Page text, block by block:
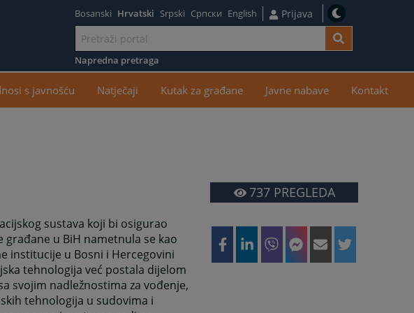
na
sadržaj
Bosanski Hrvatski Srpski Српски English Prijava
Napredna pretraga
s javnošću Natječaji Kutak za građane Javne nabave Kontakt
sustava koji bi osigurao
u BiH nametnula se kao
institucije u Bosni i Hercegovini
tehnologija već postala dijelom
svojim nadležnostima za vođenje,
tehnologija u sudovima i
737PREGLEDA